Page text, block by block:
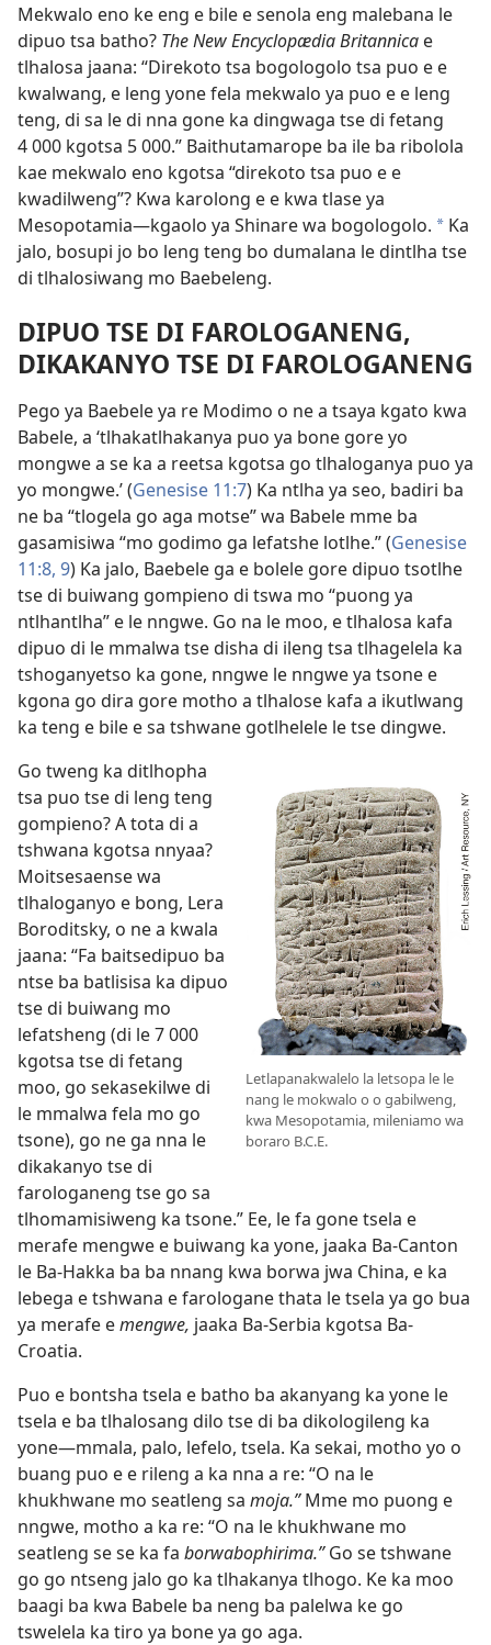
Mekwalo eno ke eng e bile e senola eng malebana le
dipuo tsa batho? The New Encyclopædia Britannica e
tlhalosa jaana: “Direkoto tsa bogologolo tsa puo e e
kwalwang, e leng yone fela mekwalo ya puo e e leng
teng, di sa le di nna gone ka dingwaga tse di fetang
4 000 kgotsa 5 000.” Baithutamarope ba ile ba ribolola
kae mekwalo eno kgotsa “direkoto tsa puo e e
kwadilweng”? Kwa karolong e e kwa tlase ya
Mesopotamia—kgaolo ya Shinare wa bogologolo. * Ka
jalo, bosupi jo bo leng teng bo dumalana le dintlha tse
di tlhalosiwang mo Baebeleng.
DIPUO TSE DI FAROLOGANENG,
DIKAKANYO TSE DI FAROLOGANENG
Pego ya Baebele ya re Modimo o ne a tsaya kgato kwa
Babele, a ‘tlhakatlhakanya puo ya bone gore yo
mongwe a se ka a reetsa kgotsa go tlhaloganya puo ya
yo mongwe.’ (Genesise 11:7) Ka ntlha ya seo, badiri ba
ne ba “tlogela go aga motse” wa Babele mme ba
gasamisiwa “mo godimo ga lefatshe lotlhe.” (Genesise
11:8, 9) Ka jalo, Baebele ga e bolele gore dipuo tsotlhe
tse di buiwang gompieno di tswa mo “puong ya
ntlhantlha” e le nngwe. Go na le moo, e tlhalosa kafa
dipuo di le mmalwa tse disha di ileng tsa tlhagelela ka
tshoganyetso ka gone, nngwe le nngwe ya tsone e
kgona go dira gore motho a tlhalose kafa a ikutlwang
ka teng e bile e sa tshwane gotlhelele le tse dingwe.
Letlapanakwalelo la letsopa le le
nang le mokwalo o o gabilweng,
kwa Mesopotamia, mileniamo wa
boraro B.C.E.
Go tweng ka ditlhopha
tsa puo tse di leng teng
gompieno? A tota di a
tshwana kgotsa nnyaa?
Moitsesaense wa
tlhaloganyo e bong, Lera
Boroditsky, o ne a kwala
jaana: “Fa baitsedipuo ba
ntse ba batlisisa ka dipuo
tse di buiwang mo
lefatsheng (di le 7 000
kgotsa tse di fetang
moo, go sekasekilwe di
le mmalwa fela mo go
tsone), go ne ga nna le
dikakanyo tse di
farologaneng tse go sa
tlhomamisiweng ka tsone.” Ee, le fa gone tsela e
merafe mengwe e buiwang ka yone, jaaka Ba-Canton
le Ba-Hakka ba ba nnang kwa borwa jwa China, e ka
lebega e tshwana e farologane thata le tsela ya go bua
ya merafe emengwe, jaaka Ba-Serbia kgotsa Ba-
Croatia.
Puo e bontsha tsela e batho ba akanyang ka yone le
tsela e ba tlhalosang dilo tse di ba dikologileng ka
yone—mmala, palo, lefelo, tsela. Ka sekai, motho yo o
buang puo e e rileng a ka nna a re: “O na le
khukhwane mo seatleng sa moja.”Mme mo puong e
nngwe, motho a ka re: “O na le khukhwane mo
seatleng se se ka fa borwabophirima.”Go se tshwane
go go ntseng jalo go ka tlhakanya tlhogo. Ke ka moo
baagi ba kwa Babele ba neng ba palelwa ke go
tswelela ka tiro ya bone ya go aga.